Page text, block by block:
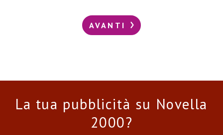
AVANTI
La tua pubblicità su Novella
2000?